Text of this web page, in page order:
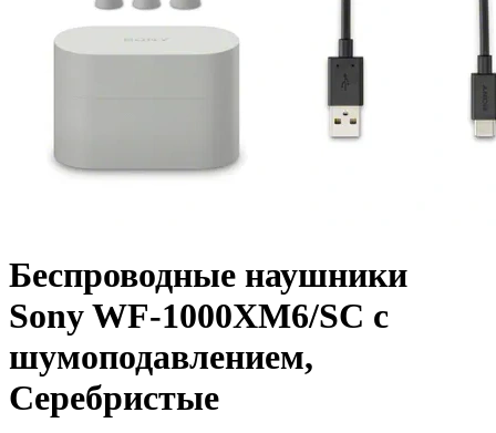
Беспроводные наушники
Sony WF-1000XM6/SC с
шумоподавлением,
Серебристые